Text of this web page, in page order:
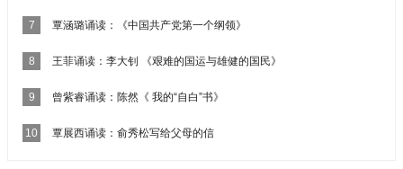
7 覃涵璐诵读：《中国共产党第一个纲领》
8 王菲诵读：李大钊 《艰难的国运与雄健的国民》
9 曾紫睿诵读：陈然《 我的“自白”书》
10 覃展西诵读：俞秀松写给父母的信